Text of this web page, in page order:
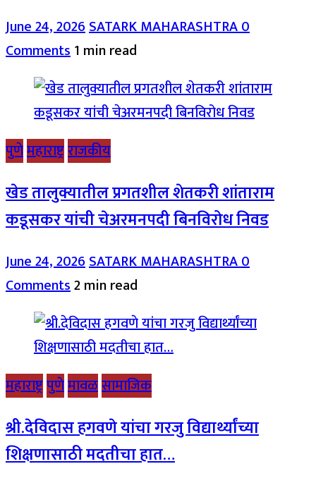
June 24, 2026SATARK MAHARASHTRA0
Comments1 min read
पुणेमहाराष्ट्रराजकीय
खेड तालुक्यातील प्रगतशील शेतकरी शांताराम
कडूसकर यांची चेअरमनपदी बिनविरोध निवड
June 24, 2026SATARK MAHARASHTRA0
Comments2 min read
महाराष्ट्रपुणेमावळसामाजिक
श्री.देविदास हगवणे यांचा गरजु विद्यार्थ्यांच्या
शिक्षणासाठी मदतीचा हात…